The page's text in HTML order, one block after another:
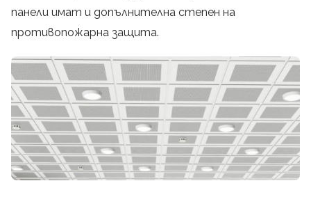
панели имат и допълнителна степен на
противопожарна защита.